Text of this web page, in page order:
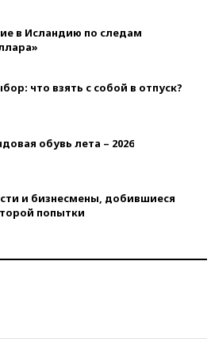
в Исландию по следам
что взять с собой в отпуск?
обувь лета – 2026
и бизнесмены, добившиеся
попытки